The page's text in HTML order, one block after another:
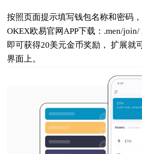
按照页面提示填写钱包名称和密码
OKEX欧易官网APP下载：.men/
即可获得20美元金币奖励， 扩展就
界面上。